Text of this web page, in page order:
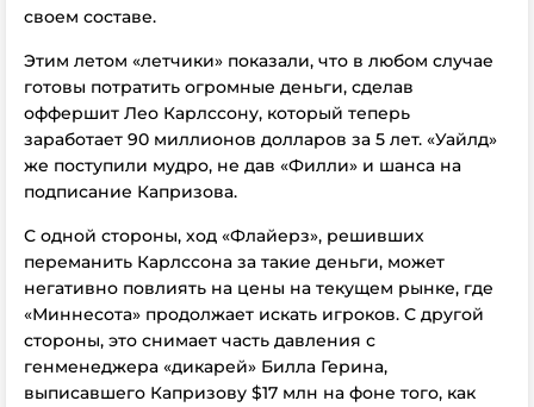
своем составе.
Этим летом «летчики» показали, что в любом случае
готовы потратить огромные деньги, сделав
оффершит Лео Карлссону, который теперь
заработает 90 миллионов долларов за 5 лет. «Уайлд»
же поступили мудро, не дав «Филли» и шанса на
подписание Капризова.
С одной стороны, ход «Флайерз», решивших
переманить Карлссона за такие деньги, может
негативно повлиять на цены на текущем рынке, где
«Миннесота» продолжает искать игроков. С другой
стороны, это снимает часть давления с
генменеджера «дикарей» Билла Герина,
выписавшего Капризову $17 млн на фоне того, как